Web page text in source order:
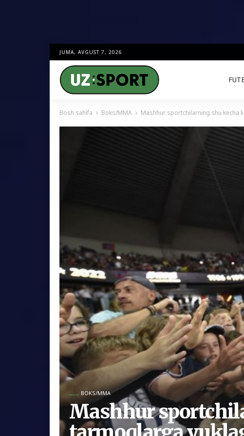
JUMA, AVGUST 7, 2026
Bosh sahifa Boks/MMA Mashhur sportchilarning shu kecha
BOKS/MMA
Mashhur